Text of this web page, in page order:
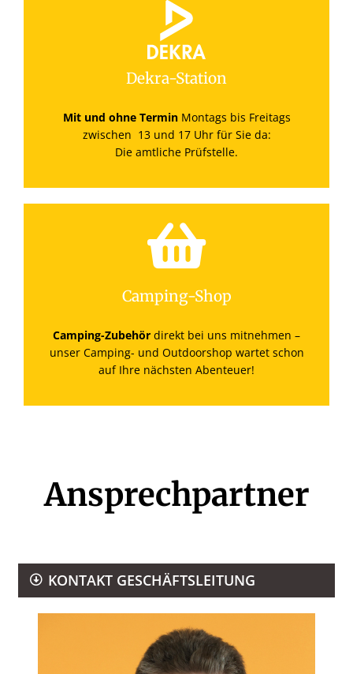
Dekra-Station
Mit und ohne TerminMontags bis Freitags
zwischen 13 und 17 Uhr für Sie da:
Die amtliche Prüfstelle.
Camping-Shop
Camping-Zubehör direkt bei uns mitnehmen –
unser Camping- und Outdoorshop wartet schon
auf Ihre nächsten Abenteuer!
Ansprechpartner
KONTAKT GESCHÄFTSLEITUNG